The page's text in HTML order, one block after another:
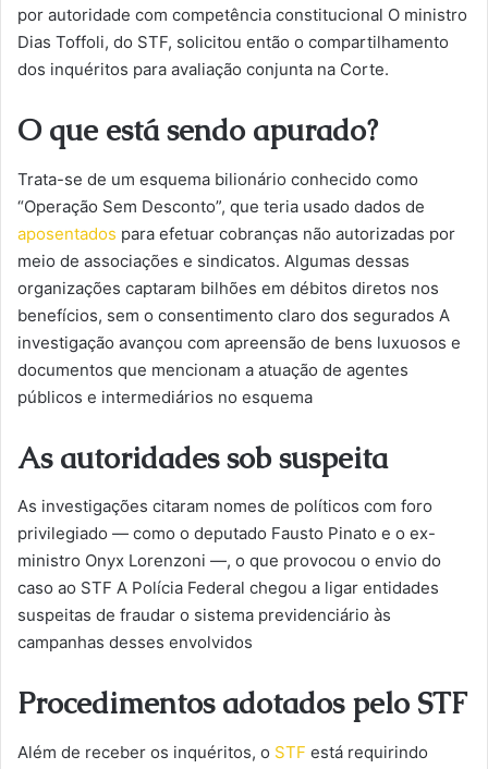
por autoridade com competência constitucional O ministro
Dias Toffoli, do STF, solicitou então o compartilhamento
dos inquéritos para avaliação conjunta na Corte.
O que está sendo apurado?
Trata-se de um esquema bilionário conhecido como
“Operação Sem Desconto”, que teria usado dados de
aposentados para efetuar cobranças não autorizadas por
meio de associações e sindicatos. Algumas dessas
organizações captaram bilhões em débitos diretos nos
benefícios, sem o consentimento claro dos segurados A
investigação avançou com apreensão de bens luxuosos e
documentos que mencionam a atuação de agentes
públicos e intermediários no esquema
As autoridades sob suspeita
As investigações citaram nomes de políticos com foro
privilegiado — como o deputado Fausto Pinato e o ex-
ministro Onyx Lorenzoni —, o que provocou o envio do
caso ao STF A Polícia Federal chegou a ligar entidades
suspeitas de fraudar o sistema previdenciário às
campanhas desses envolvidos
Procedimentos adotados pelo STF
Além de receber os inquéritos, o STF está requirindo